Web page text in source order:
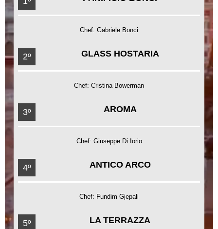
Chef: Gabriele Bonci
2º GLASS HOSTARIA
Chef: Cristina Bowerman
3º AROMA
Chef: Giuseppe Di Iorio
4º ANTICO ARCO
Chef: Fundim Gjepali
5º LA TERRAZZA